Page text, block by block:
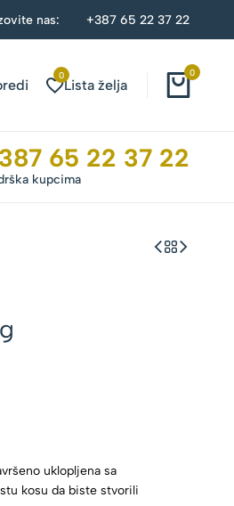
nas: +387 65 22 37 22
0
Lista želja
0
65 22 37 22
kupcima
uklopljena sa
kosu da biste stvorili